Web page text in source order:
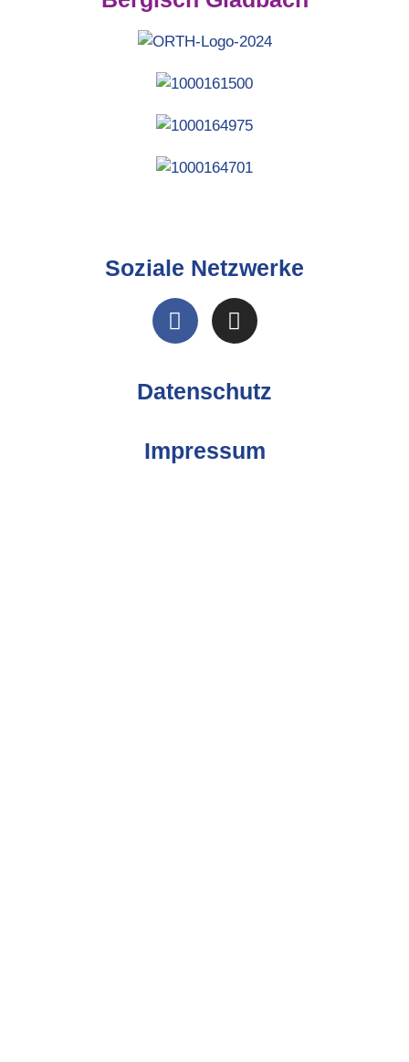
Soziale Netzwerke
Datenschutz
Impressum